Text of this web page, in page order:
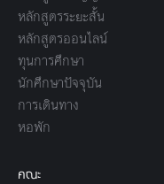
หลักสูตรระยะสั้น
หลักสูตรออนไลน์
ทุนการศึกษา
นักศึกษาปัจจุบัน
การเดินทาง
หอพัก
คณะ